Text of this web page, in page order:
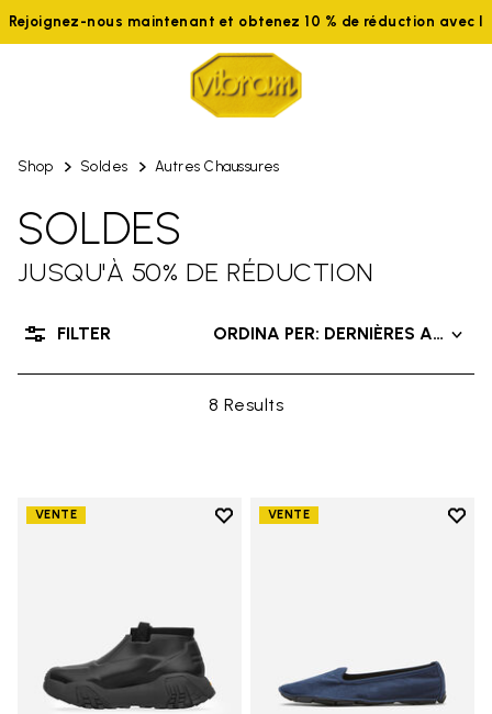
Rejoignez-nous maintenant et obtenez 10 % de réduction avec le
Shop Soldes Autres Chaussures
SOLDES
JUSQU'À 50% DE RÉDUCTION
8 Results
ORDINA PER: DERNIÈRES
FILTER
VENTE
Add to wishlist
VENTE
Add